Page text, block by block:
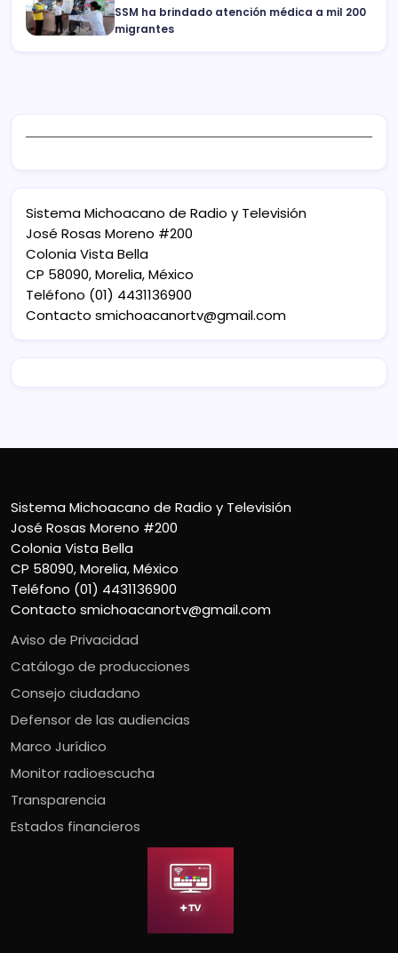
SSM ha brindado atención médica a mil 200
migrantes
Sistema Michoacano de Radio y Televisión
José Rosas Moreno #200
Colonia Vista Bella
CP 58090, Morelia, México
Teléfono (01) 4431136900
Contacto smichoacanortv@gmail.com
Sistema Michoacano de Radio y Televisión
José Rosas Moreno #200
Colonia Vista Bella
CP 58090, Morelia, México
Teléfono (01) 4431136900
Contacto smichoacanortv@gmail.com
Aviso de Privacidad
Catálogo de producciones
Consejo ciudadano
Defensor de las audiencias
Marco Jurídico
Monitor radioescucha
Transparencia
Estados financieros